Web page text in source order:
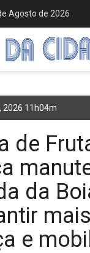
Agosto de 2026
2026 11h04m
de
da
mais
e